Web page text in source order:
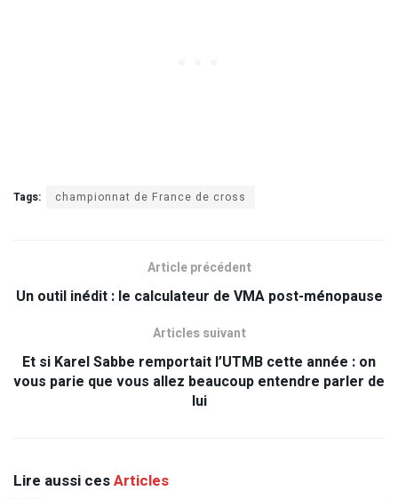
Tags: championnat de France de cross
Article précédent
Un outil inédit : le calculateur de VMA post-ménopause
Articles suivant
Et si Karel Sabbe remportait l’UTMB cette année : on
vous parie que vous allez beaucoup entendre parler de
lui
Lire aussi cesArticles